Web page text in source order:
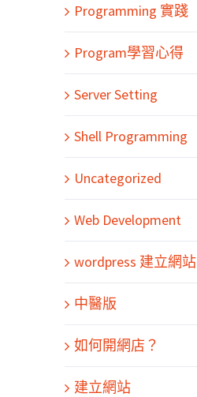
Programming 實踐
Program學習心得
Server Setting
Shell Programming
Uncategorized
Web Development
wordpress 建立網站
中醫版
如何開網店？
建立網站